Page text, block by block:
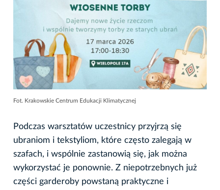
Fot. Krakowskie Centrum Edukacji Klimatycznej
Podczas warsztatów uczestnicy przyjrzą się
ubraniom i tekstyliom, które często zalegają w
szafach, i wspólnie zastanowią się, jak można
wykorzystać je ponownie. Z niepotrzebnych już
części garderoby powstaną praktyczne i